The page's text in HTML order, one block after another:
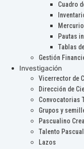
Cuadro
Mercurio
Pautas
Tablas
Gestión
Investigación
Vicerrector de
Dirección de
Convocatorias
Grupos y
Pascualino
Talento
Lazos